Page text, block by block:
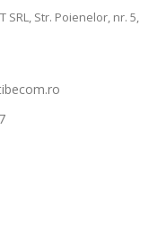
SRL, Str. Poienelor, nr. 5,